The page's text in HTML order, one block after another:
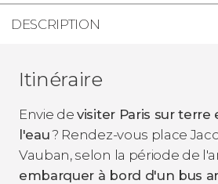
DESCRIPTION
Itinéraire
Envie devisiter Paris sur terre
l'eau? Rendez-vous place
Vauban, selon la période de
embarquer à bord d'un bus